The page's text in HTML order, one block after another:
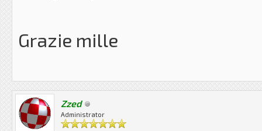
Grazie mille
Zzed
Administrator